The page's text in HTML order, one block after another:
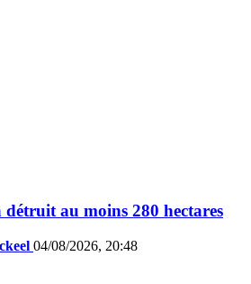
détruit au moins 280 hectares
04/08/2026, 20:48